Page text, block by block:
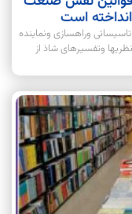
است
وراهسازی ونماینده
وتفسیرهای شاذ از